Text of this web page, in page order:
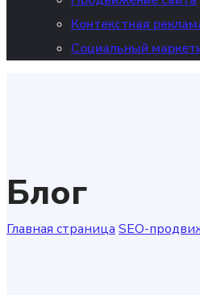
Контекстная
Социальный
Блог
Главная страница SEO-